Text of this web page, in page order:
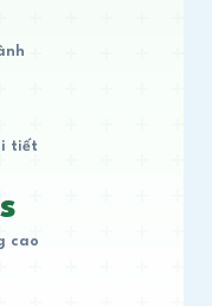
tiết
cao